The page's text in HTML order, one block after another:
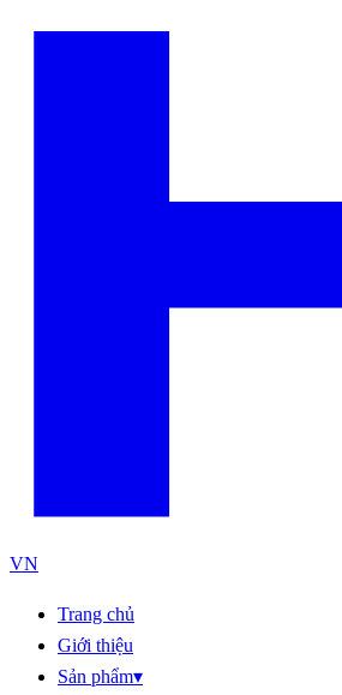
VN
Trang chủ
Giới thiệu
Sản phẩm▾